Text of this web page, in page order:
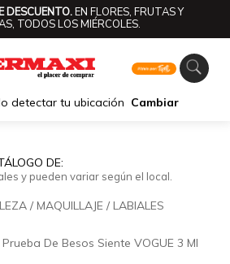
DESCUENTO.EN FLORES, FRUTAS Y
TODOS LOS MIÉRCOLES.
detectar tu ubicación Cambiar
DE:
y pueden variar según el local.
/ MAQUILLAJE / LABIALES